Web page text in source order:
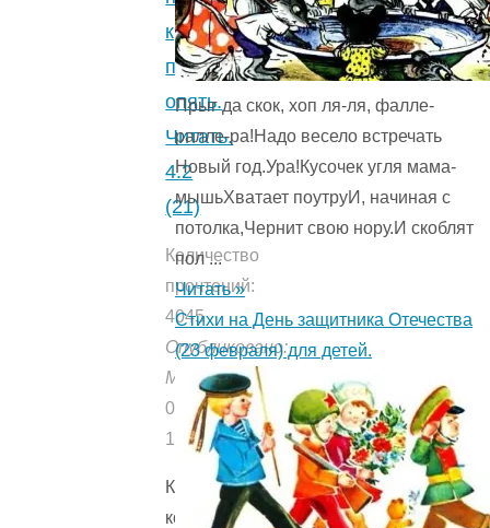
крыше,
проказничает
опять.
Читать.
4.2
(21)
Количество
прочтений:
4045
Опубликовано:
Мишуткой
04.12.2022
16.07.2021
Карлсон,
который
Прыг да скок, хоп ля-ля, фалле-
ралле-ра!Надо весело встречать
Новый год.Ура!Кусочек угля мама-
мышьХватает поутруИ, начиная с
потолка,Чернит свою нору.И скоблят
пол ...
Читать »
Стихи на День защитника Отечества
(23 февраля) для детей.